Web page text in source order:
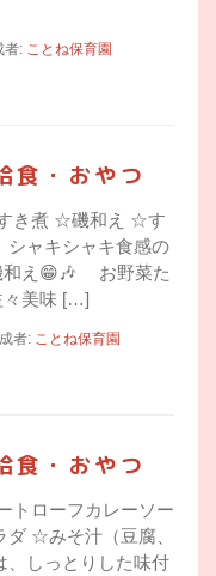
者: ことね保育園
食・おやつ
き煮 ☆磯和え ☆す
ャキシャキ食感の
和え😁🎶 お野菜た
々美味 […]
者: ことね保育園
食・おやつ
ローフカレーソー
☆みそ汁（豆腐、
しっとりした味付